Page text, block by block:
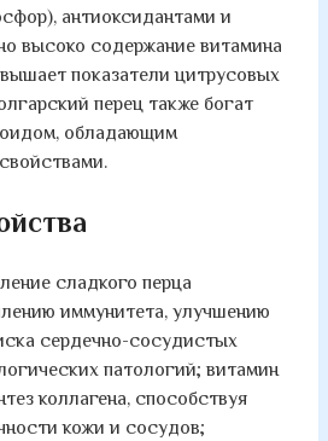
антиоксидантами и
высоко содержание витамина
показатели цитрусовых
перец также богат
обладающим
сладкого перца
иммунитета, улучшению
сердечно-сосудистых
патологий; витамин
коллагена, способствуя
кожи и сосудов;